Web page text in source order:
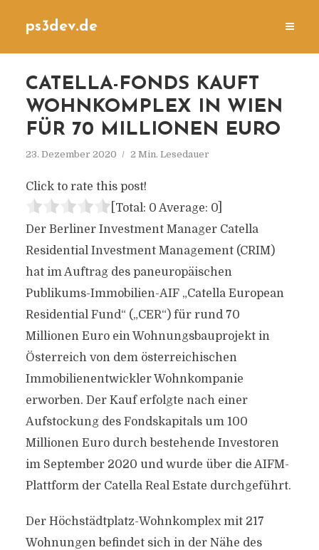
ps3dev.de
CATELLA-FONDS KAUFT
WOHNKOMPLEX IN WIEN
FÜR 70 MILLIONEN EURO
23. Dezember 2020 2 Min. Lesedauer
Click to rate this post!
[Total: 0 Average: 0]
Der Berliner Investment Manager Catella
Residential Investment Management (CRIM)
hat im Auftrag des paneuropäischen
Publikums-Immobilien-AIF „Catella European
Residential Fund“ („CER“) für rund 70
Millionen Euro ein Wohnungsbauprojekt in
Österreich von dem österreichischen
Immobilienentwickler Wohnkompanie
erworben. Der Kauf erfolgte nach einer
Aufstockung des Fondskapitals um 100
Millionen Euro durch bestehende Investoren
im September 2020 und wurde über die AIFM-
Plattform der Catella Real Estate durchgeführt.
Der Höchstädtplatz-Wohnkomplex mit 217
Wohnungen befindet sich in der Nähe des